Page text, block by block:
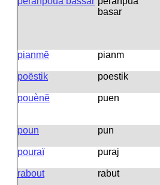
basar
pianmĕ
pianm
poëstik
poestik
pouènĕ
puen
poun
pun
pouraï
puraj
rabout
rabut